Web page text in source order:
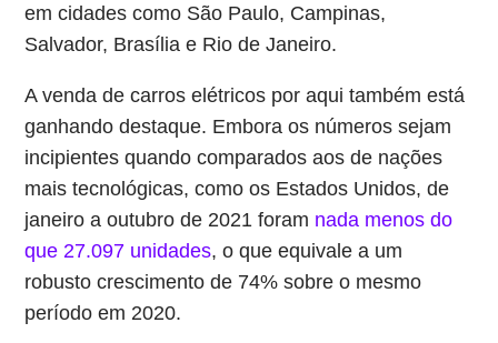
em cidades como São Paulo, Campinas,
Salvador, Brasília e Rio de Janeiro.
A venda de carros elétricos por aqui também está
ganhando destaque. Embora os números sejam
incipientes quando comparados aos de nações
mais tecnológicas, como os Estados Unidos, de
janeiro a outubro de 2021 foram nada menos do
que 27.097 unidades, o que equivale a um
robusto crescimento de 74% sobre o mesmo
período em 2020.